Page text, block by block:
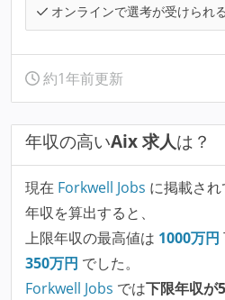
オンラインで選考が受けられる
約1年前更新
年収の高いAix 求人は？
現在 Forkwell Jobs に掲載され
年収を算出すると、
上限年収の最高値は 1000万円
350万円 でした。
Forkwell Jobs では下限年収が